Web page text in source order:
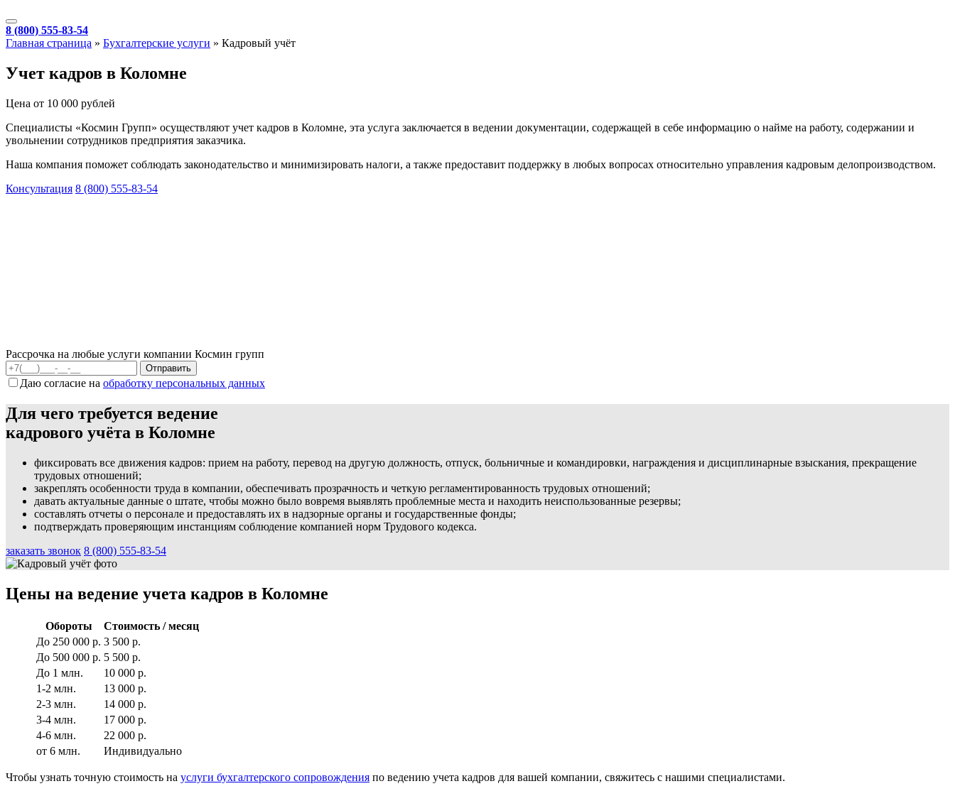
8 (800) 555-83-54
Главная страница » Бухгалтерские услуги » Кадровый учёт
Учет кадров в Коломне
Цена от 10 000 рублей
Специалисты «Космин Групп» осуществляют учет кадров в Коломне, эта услуга заключается в ведении документации, содержащей в себе информацию о найме на работу, содержании и
увольнении сотрудников предприятия заказчика.
Наша компания поможет соблюдать законодательство и минимизировать налоги, а также предоставит поддержку в любых вопросах относительно управления кадровым делопроизводством.
Консультация 8 (800) 555-83-54
Рассрочка на любые услуги компании Космин групп
Даю согласие на обработку персональных данных
Для чего требуется ведение
кадрового учёта в Коломне
фиксировать все движения кадров: прием на работу, перевод на другую должность, отпуск, больничные и командировки, награждения и дисциплинарные взыскания, прекращение
трудовых отношений;
закреплять особенности труда в компании, обеспечивать прозрачность и четкую регламентированность трудовых отношений;
давать актуальные данные о штате, чтобы можно было вовремя выявлять проблемные места и находить неиспользованные резервы;
составлять отчеты о персонале и предоставлять их в надзорные органы и государственные фонды;
подтверждать проверяющим инстанциям соблюдение компанией норм Трудового кодекса.
заказать звонок 8 (800) 555-83-54
Цены на ведение учета кадров в Коломне
Обороты
Стоимость / месяц
До 250 000 р. 3 500 р.
До 500 000 р. 5 500 р.
До 1 млн.
10 000 р.
1-2 млн.
13 000 р.
2-3 млн.
14 000 р.
3-4 млн.
17 000 р.
4-6 млн.
22 000 р.
от 6 млн.
Индивидуально
Чтобы узнать точную стоимость на услуги бухгалтерского сопровождения по ведению учета кадров для вашей компании, свяжитесь с нашими специалистами.